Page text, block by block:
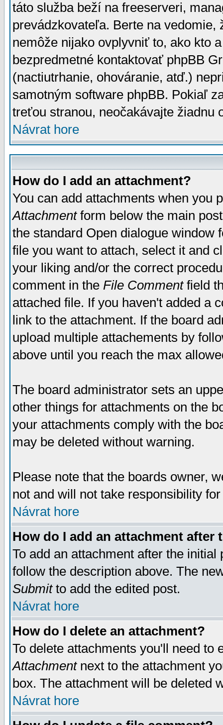
táto služba beží na freeserveri,
prevádzkovateľa. Berte na vedomie,
nemôže nijako ovplyvniť to, ako kto
bezpredmetné kontaktovať phpBB
(nactiutrhanie, ohováranie, atď.)
samotným software phpBB. Pokiaľ
treťou stranou, neočakávajte žiadnu
Návrat hore
How do I add an attachment?
You can add attachments when you
Attachmentform below the main
the standard Open dialogue window
file you want to attach, select it and
your liking and/or the correct
comment in the File Commentfield
attached file. If you haven't added a
link to the attachment. If the board
upload multiple attachements by
above until you reach the max
The board administrator sets an
other things for attachments on the
your attachments comply with the
may be deleted without warning.
Please note that the boards owner,
not and will not take responsibility
Návrat hore
How do I add an attachment after
To add an attachment after the
follow the description above. The
Submitto add the edited post.
Návrat hore
How do I delete an attachment?
To delete attachments you'll need
Attachmentnext to the attachment
box. The attachment will be deleted
Návrat hore